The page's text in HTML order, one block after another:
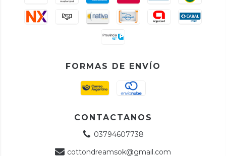
FORMAS DE ENVÍO
CONTACTANOS
03794607738
cottondreamsok@gmail.com